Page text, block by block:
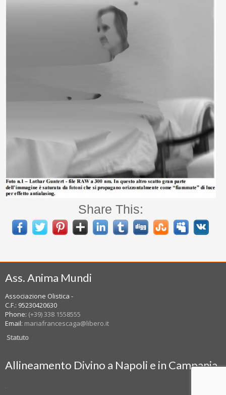
Share This:
Ass. Anima Mundi
Associazione Olistica -
C.F.: 95230420630
Phone: (+39) 338 1558555
Email: mariafrancescaga@libero.it
Statuto
Allineamento Divino a Napoli e in Campania